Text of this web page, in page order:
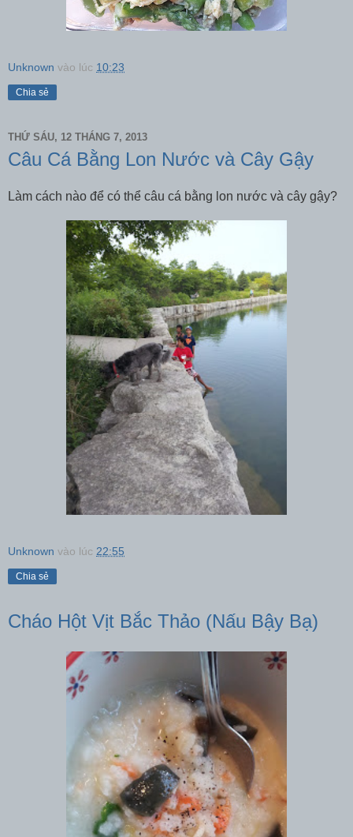
Unknown vào lúc 10:23
Chia sẻ
THỨ SÁU, 12 THÁNG 7, 2013
Câu Cá Bằng Lon Nước và Cây Gậy
Làm cách nào để có thể câu cá bằng lon nước và cây gậy?
Unknown vào lúc 22:55
Chia sẻ
Cháo Hột Vịt Bắc Thảo (Nấu Bậy Bạ)